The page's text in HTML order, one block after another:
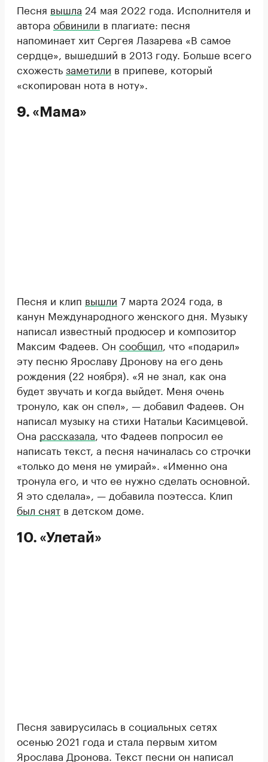
Песня вышла 24 мая 2022 года. Исполнителя и
автора обвинили в плагиате: песня
напоминает хит Сергея Лазарева «В самое
сердце», вышедший в 2013 году. Больше всего
схожестьзаметили в припеве, который
«скопирован нота в ноту».
9. «Мама»
Песня и клип вышли 7 марта 2024 года, в
канун Международного женского дня. Музыку
написал известный продюсер и композитор
Максим Фадеев. Он сообщил , что «подарил»
эту песню Ярославу Дронову на его день
рождения (22 ноября). «Я не знал, как она
будет звучать и когда выйдет. Меня очень
тронуло, как он спел», — добавил Фадеев. Он
написал музыку на стихи Натальи Касимцевой.
Она рассказала , что Фадеев попросил ее
написать текст, а песня начиналась со строчки
«только до меня не умирай». «Именно она
тронула его, и что ее нужно сделать основной.
Я это сделала», — добавила поэтесса. Клип
был снят в детском доме.
10. «Улетай»
Песня завирусилась в социальных сетях
осенью 2021 года и стала первым хитом
Ярослава Дронова. Текст песни он написал